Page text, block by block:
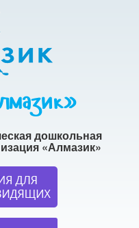
дошкольная
«Алмазик»